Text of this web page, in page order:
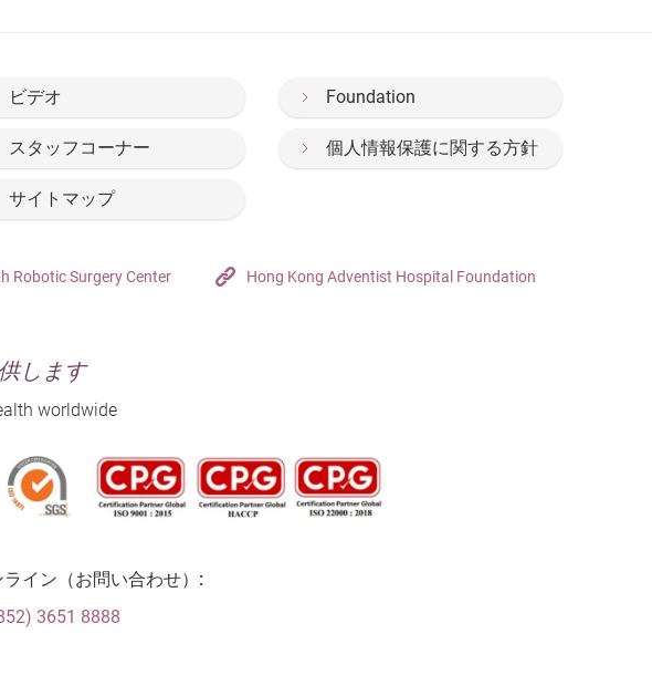
ビデオ Foundation
スタッフコーナー 個人情報保護に関する方針
サイトマップ
Robotic Surgery Center Hong Kong Adventist Hospital Foundation
します
worldwide
ライン（お問い合わせ）:
3651 8888